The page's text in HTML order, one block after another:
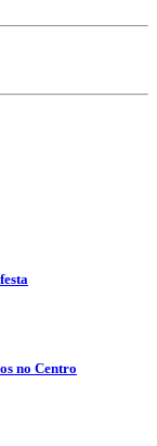
no Centro